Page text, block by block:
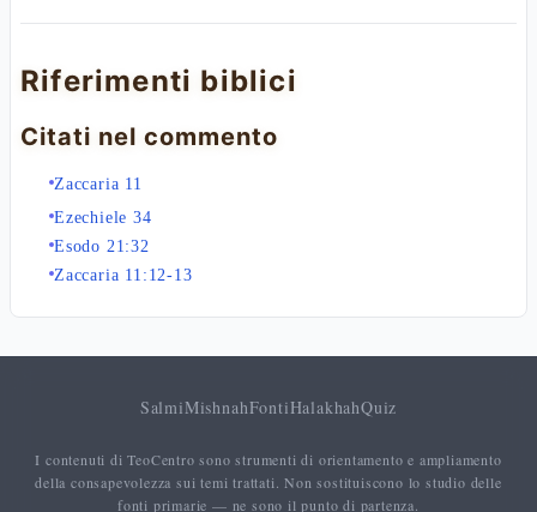
Riferimenti biblici
Citati nel commento
Zaccaria 11
Ezechiele 34
Esodo 21:32
Zaccaria 11:12-13
SalmiMishnahFontiHalakhahQuiz
I contenuti di TeoCentro sono strumenti di orientamento e ampliamento
della consapevolezza sui temi trattati. Non sostituiscono lo studio delle
fonti primarie — ne sono il punto di partenza.